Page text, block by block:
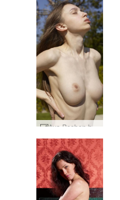
Aya Beshen berjemur telanjang #69